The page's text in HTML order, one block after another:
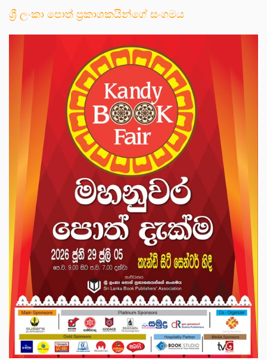
ශ්‍රී ලංකා පොත් ප්‍රකාශකයින්ගේ සංගමය